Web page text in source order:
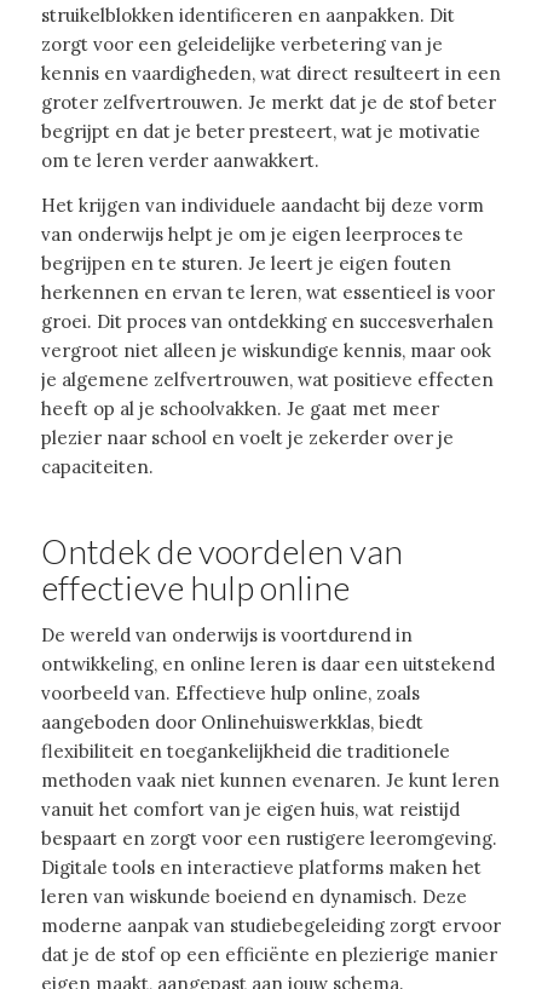
struikelblokken identificeren en aanpakken. Dit
zorgt voor een geleidelijke verbetering van je
kennis en vaardigheden, wat direct resulteert in een
groter zelfvertrouwen. Je merkt dat je de stof beter
begrijpt en dat je beter presteert, wat je motivatie
om te leren verder aanwakkert.
Het krijgen van individuele aandacht bij deze vorm
van onderwijs helpt je om je eigen leerproces te
begrijpen en te sturen. Je leert je eigen fouten
herkennen en ervan te leren, wat essentieel is voor
groei. Dit proces van ontdekking en succesverhalen
vergroot niet alleen je wiskundige kennis, maar ook
je algemene zelfvertrouwen, wat positieve effecten
heeft op al je schoolvakken. Je gaat met meer
plezier naar school en voelt je zekerder over je
capaciteiten.
Ontdek de voordelen van
effectieve hulp online
De wereld van onderwijs is voortdurend in
ontwikkeling, en online leren is daar een uitstekend
voorbeeld van. Effectieve hulp online, zoals
aangeboden door Onlinehuiswerkklas, biedt
flexibiliteit en toegankelijkheid die traditionele
methoden vaak niet kunnen evenaren. Je kunt leren
vanuit het comfort van je eigen huis, wat reistijd
bespaart en zorgt voor een rustigere leeromgeving.
Digitale tools en interactieve platforms maken het
leren van wiskunde boeiend en dynamisch. Deze
moderne aanpak van studiebegeleiding zorgt ervoor
dat je de stof op een efficiënte en plezierige manier
eigen maakt, aangepast aan jouw schema.